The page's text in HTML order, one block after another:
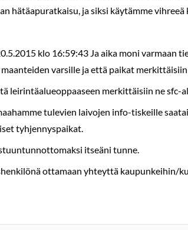
hätäapuratkaisu, ja siksi käytämme
klo 16:59:43 Ja aika moni
varsille ja että paikat
leirintäalueoppaaseen merkittäisiin ne sfc-
tulevien laivojen info-tiskeille
tyhjennyspaikat.
itseäni tunne.
ottamaan yhteyttä kaupunkeihin/